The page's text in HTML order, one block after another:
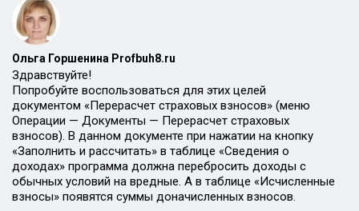
Ольга Горшенина Profbuh8.ru
Здравствуйте!
Попробуйте воспользоваться для этих целей
документом «Перерасчет страховых взносов» (меню
Операции — Документы — Перерасчет страховых
взносов). В данном документе при нажатии на кнопку
«Заполнить и рассчитать» в таблице «Сведения о
доходах» программа должна перебросить доходы с
обычных условий на вредные. А в таблице «Исчисленные
взносы» появятся суммы доначисленных взносов.